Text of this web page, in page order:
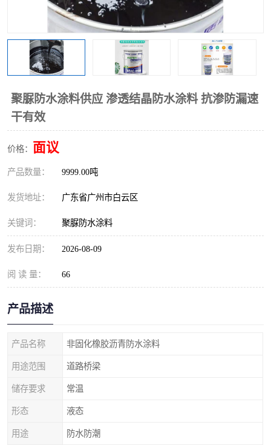
聚脲防水涂料供应 渗透结晶防水涂料 抗渗防漏速
干有效
价格： 面议
产品数量： 9999.00吨
发货地址： 广东省广州市白云区
关键词： 聚脲防水涂料
发布日期： 2026-08-09
阅 读 量： 66
产品描述
产品名称 非固化橡胶沥青防水涂料
用途范围 道路桥梁
储存要求 常温
形态 液态
用途 防水防潮